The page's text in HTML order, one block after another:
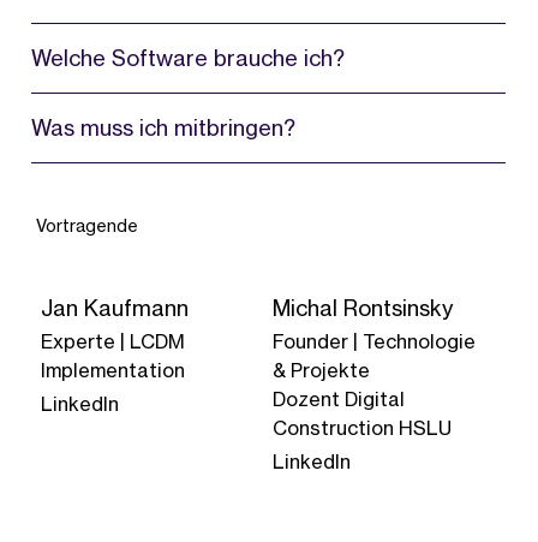
Welche Software brauche ich?
Was muss ich mitbringen?
Jan Kaufmann
Experte | LCDM
Implementation
LinkedIn
Michal Rontsinsky
Founder | Technologie
& Projekte
Dozent Digital
Construction HSLU
LinkedIn
Vortragende